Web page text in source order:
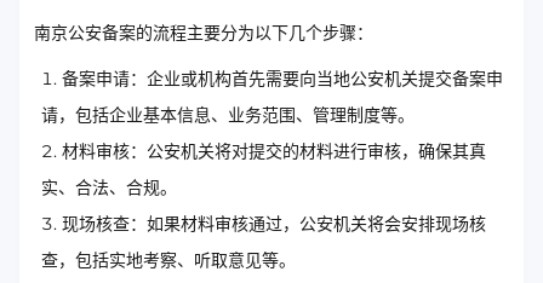
南京公安备案的流程主要分为以下几个步骤：
备案申请：企业或机构首先需要向当地公安机关提交备案申
请，包括企业基本信息、业务范围、管理制度等。
材料审核：公安机关将对提交的材料进行审核，确保其真
实、合法、合规。
现场核查：如果材料审核通过，公安机关将会安排现场核
查，包括实地考察、听取意见等。